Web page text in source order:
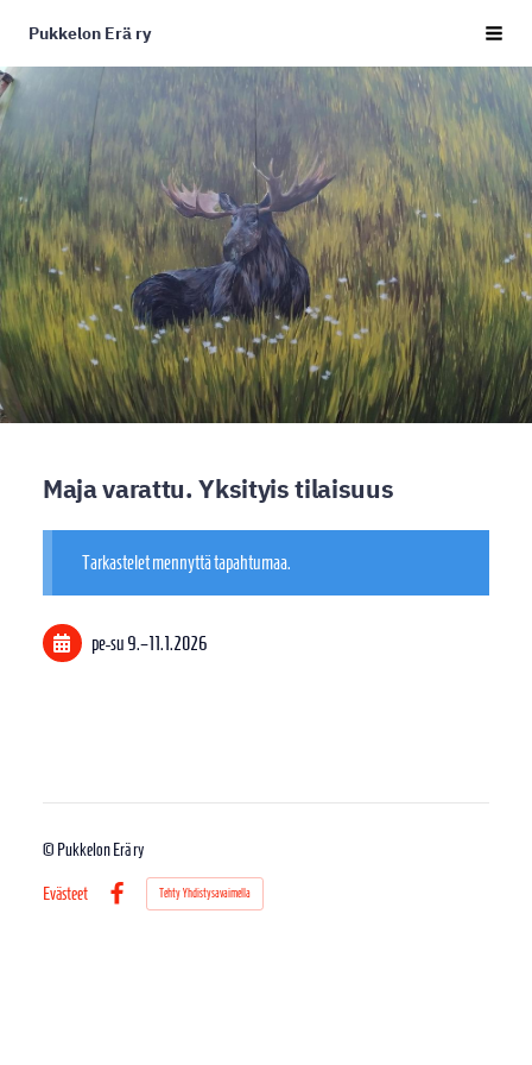
sivun
Pukkelon Erä ry Haku
Maja varattu. Yksityis tilaisuus
Tarkastelet mennyttä tapahtumaa.
pe-su 9.–11.1.2026
© Pukkelon Erä ry
Evästeet
Facebook
Tehty Yhdistysavaimella